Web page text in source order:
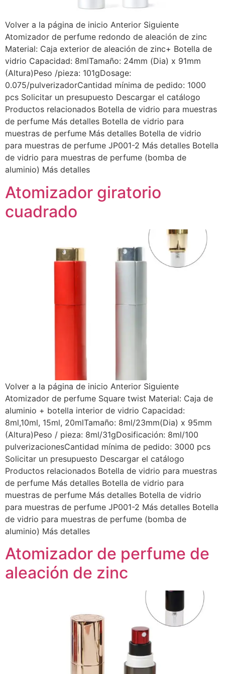
Volver a la página de inicio Anterior Siguiente
Atomizador de perfume redondo de aleación de zinc
Material: Caja exterior de aleación de zinc+ Botella de
vidrio Capacidad: 8mlTamaño: 24mm (Dia) x 91mm
(Altura)Peso /pieza: 101gDosage:
0.075/pulverizadorCantidad mínima de pedido: 1000
pcs Solicitar un presupuesto Descargar el catálogo
Productos relacionados Botella de vidrio para muestras
de perfume Más detalles Botella de vidrio para
muestras de perfume Más detalles Botella de vidrio
para muestras de perfume JP001-2 Más detalles Botella
de vidrio para muestras de perfume (bomba de
aluminio) Más detalles
Atomizador giratorio
cuadrado
Volver a la página de inicio Anterior Siguiente
Atomizador de perfume Square twist Material: Caja de
aluminio + botella interior de vidrio Capacidad:
8ml,10ml, 15ml, 20mlTamaño: 8ml/23mm(Dia) x 95mm
(Altura)Peso / pieza: 8ml/31gDosificación: 8ml/100
pulverizacionesCantidad mínima de pedido: 3000 pcs
Solicitar un presupuesto Descargar el catálogo
Productos relacionados Botella de vidrio para muestras
de perfume Más detalles Botella de vidrio para
muestras de perfume Más detalles Botella de vidrio
para muestras de perfume JP001-2 Más detalles Botella
de vidrio para muestras de perfume (bomba de
aluminio) Más detalles
Atomizador de perfume de
aleación de zinc